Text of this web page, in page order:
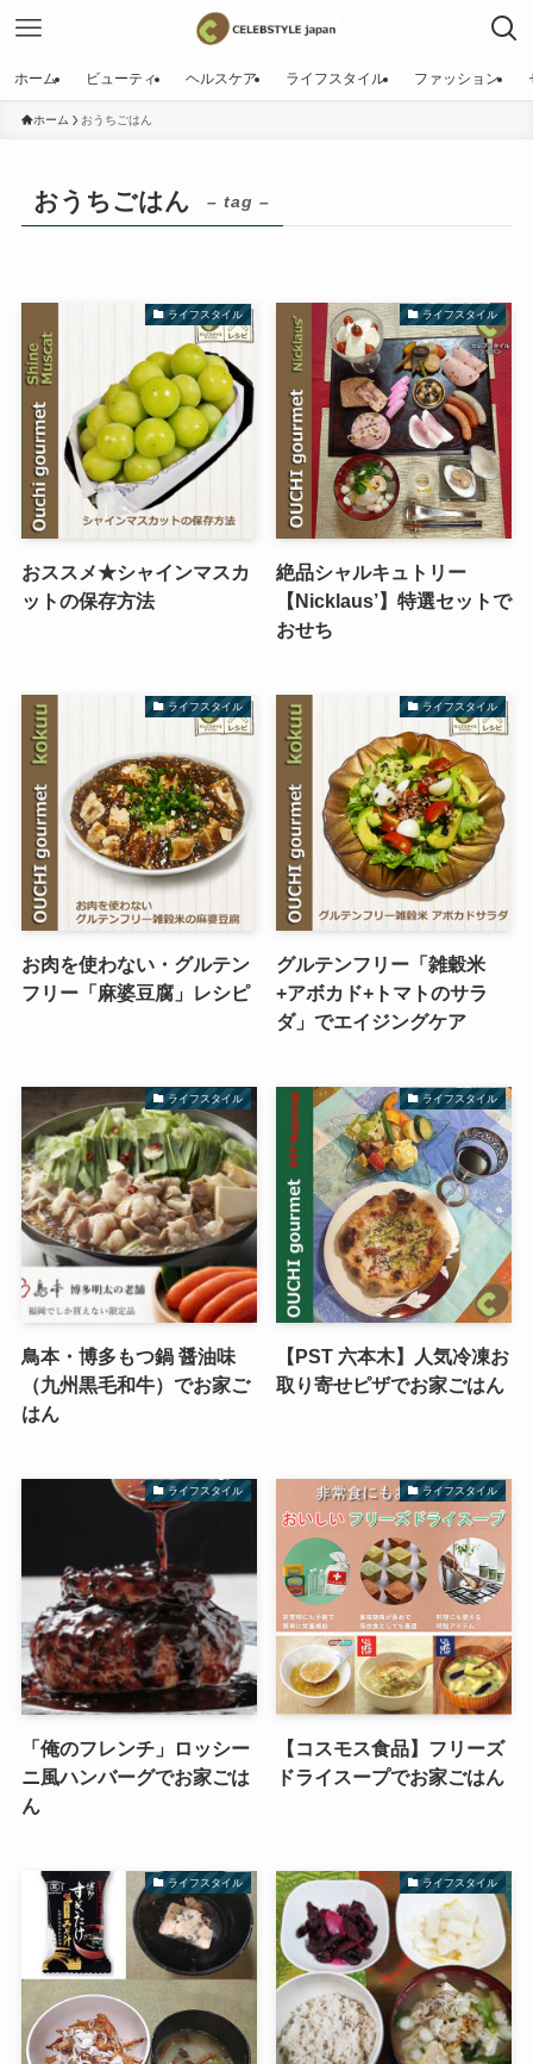
ホーム ビューティ ヘルスケア ライフスタイル ファッション
ホーム おうちごはん
おうちごはん – tag –
ライフスタイル
おススメ★シャインマスカ
ットの保存方法
ライフスタイル
絶品シャルキュトリー
【Nicklaus’】特選セットで
おせち
ライフスタイル
お肉を使わない・グルテン
フリー「麻婆豆腐」レシピ
ライフスタイル
グルテンフリー「雑穀米
+アボカド+トマトのサラ
ダ」でエイジングケア
ライフスタイル
鳥本・博多もつ鍋 醤油味
（九州黒毛和牛）でお家ご
はん
ライフスタイル
【PST 六本木】人気冷凍お
取り寄せピザでお家ごはん
ライフスタイル
「俺のフレンチ」ロッシー
ニ風ハンバーグでお家ごは
ん
ライフスタイル
【コスモス食品】フリーズ
ドライスープでお家ごはん
ライフスタイル ライフスタイル